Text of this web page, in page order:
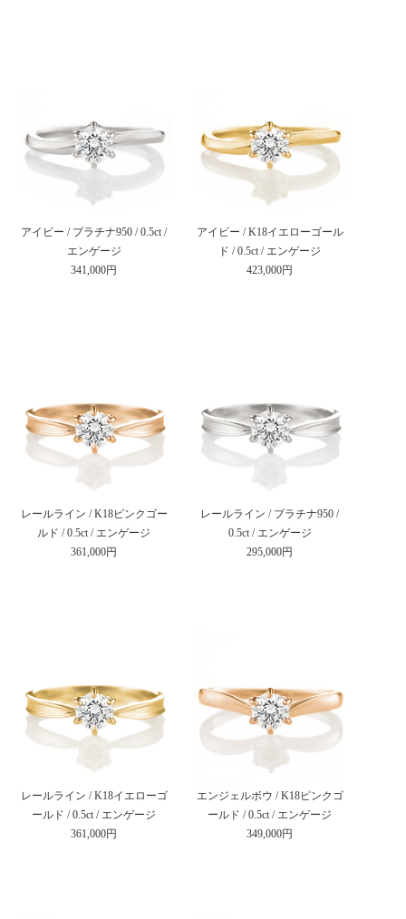
アイビー / プラチナ950 / 0.5ct /
エンゲージ
341,000円
アイビー / K18イエローゴール
ド / 0.5ct / エンゲージ
423,000円
レールライン / K18ピンクゴー
ルド / 0.5ct / エンゲージ
361,000円
レールライン / プラチナ950 /
0.5ct / エンゲージ
295,000円
レールライン / K18イエローゴ
ールド / 0.5ct / エンゲージ
361,000円
エンジェルボウ / K18ピンクゴ
ールド / 0.5ct / エンゲージ
349,000円